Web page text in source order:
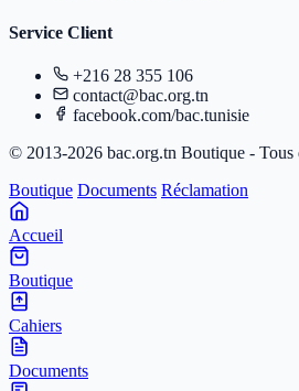
Service Client
+216 28 355 106
contact@bac.org.tn
facebook.com/bac.tunisie
© 2013-2026 bac.org.tn Boutique - Tous
Boutique Documents Réclamation
Accueil
Boutique
Cahiers
Documents